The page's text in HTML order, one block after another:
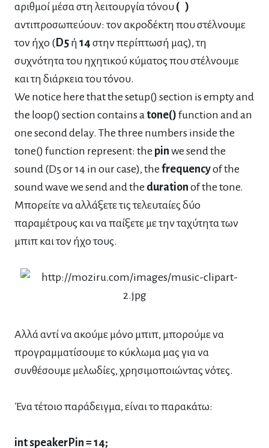
αριθμοί μέσα στη λειτουργία τόνου ( )
αντιπροσωπεύουν: τον ακροδέκτη που στέλνουμε
τον ήχο ( D5 ή 14 στην περίπτωσή μας), τη
συχνότητα του ηχητικού κύματος που στέλνουμε
και τη διάρκεια του τόνου.
We notice here that the setup() section is empty and
the loop() section contains atone() function and an
one second delay. The three numbers inside the
tone() function represent: the pin we send the
sound (D5 or 14 in our case), the frequencyof the
sound wave we send and the duration of the tone.
Μπορείτε να αλλάξετε τις τελευταίες δύο
παραμέτρους και να παίξετε με την ταχύτητα των
μπιπ και τον ήχο τους.
Αλλά αντί να ακούμε μόνο μπιπ, μπορούμε να
προγραμματίσουμε το κύκλωμα μας για να
συνθέσουμε μελωδίες, χρησιμοποιώντας νότες.
Ένα τέτοιο παράδειγμα, είναι το παρακάτω:
int speakerPin = 14;